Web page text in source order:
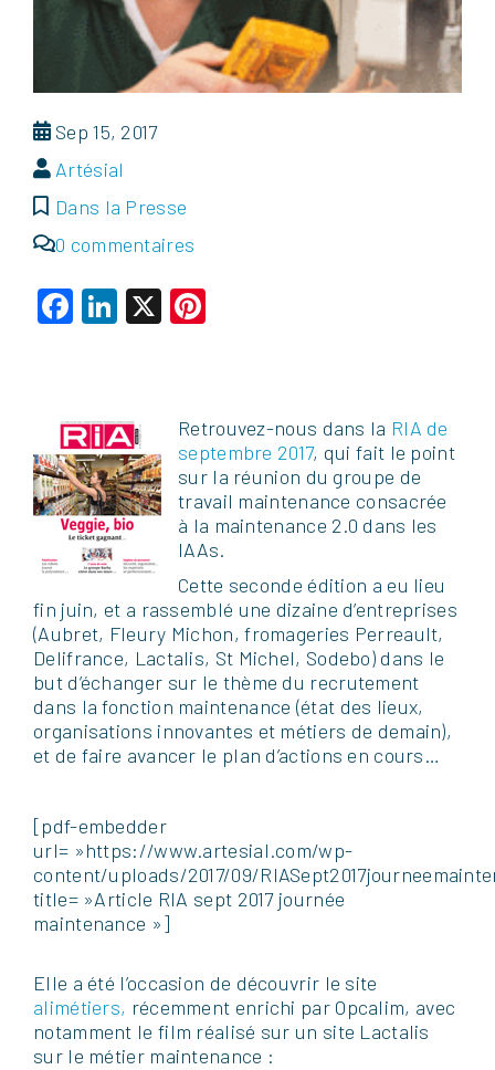
Sep 15, 2017
Artésial
Dans la Presse
0 commentaires
Facebook
LinkedIn
X
Retrouvez-nous dans la RIA de
septembre 2017, qui fait le point
sur la réunion du groupe de
travail maintenance consacrée
à la maintenance 2.0 dans les
IAAs.
Cette seconde édition a eu lieu
fin juin, et a rassemblé une dizaine d’entreprises
(Aubret, Fleury Michon, fromageries Perreault,
Delifrance, Lactalis, St Michel, Sodebo) dans le
but d’échanger sur le thème du recrutement
dans la fonction maintenance (état des lieux,
organisations innovantes et métiers de demain),
et de faire avancer le plan d’actions en cours…
[pdf-embedder
url= »https://www.artesial.com/wp-
content/uploads/2017/09/
title= »Article RIA sept 2017 journée
maintenance »]
Elle a été l’occasion de découvrir le site
alimétiers, récemment enrichi par Opcalim, avec
notamment le film réalisé sur un site Lactalis
sur le métier maintenance :